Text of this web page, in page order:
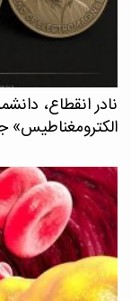
نادر انقطاع،
الکترومغناطیس»